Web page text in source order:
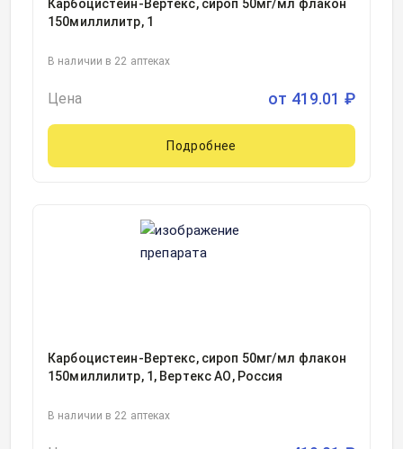
Карбоцистеин-Вертекс, сироп 50мг/мл флакон
150миллилитр, 1
В наличии в 22 аптеках
Цена от 419.01 ₽
Подробнее
Карбоцистеин-Вертекс, сироп 50мг/мл флакон
150миллилитр, 1, Вертекс АО, Россия
В наличии в 22 аптеках